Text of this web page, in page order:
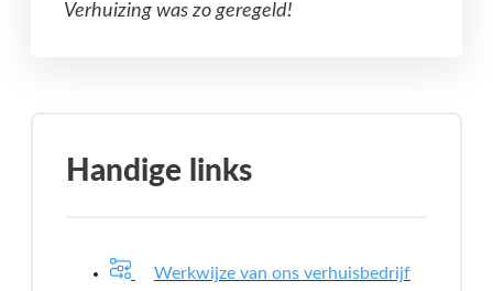
Verhuizing was zo geregeld!
Handige links
Werkwijze van ons verhuisbedrijf